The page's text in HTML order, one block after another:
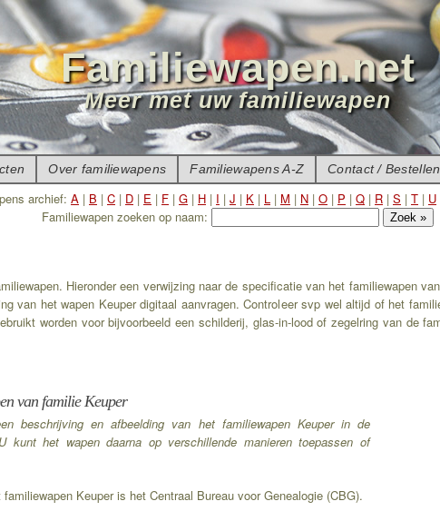
archief: A | B | C | D | E | F | G | H | I | J | K | L | M | N | O | P | Q | R | S | T | U
Familiewapen zoeken op naam:
Hieronder een verwijzing naar de specificatie van het familiewapen
van het wapen Keuper digitaal aanvragen. Controleer svp wel altijd of het
worden voor bijvoorbeeld een schilderij, glas-in-lood of zegelring van de
van familie Keuper
beschrijving en afbeelding van het familiewapen Keuper in de
kunt het wapen daarna op verschillende manieren toepassen of
Keuper is het Centraal Bureau voor Genealogie (CBG).
Over familiewapens Familiewapens A-Z Contact / Bestellen
Familiewapen.net
Meer met uw familiewapen